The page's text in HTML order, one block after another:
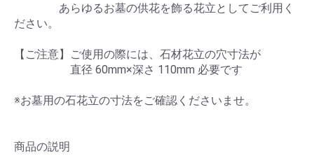
あらゆるお墓の供花を飾る花立としてご利用く
ださい。
【ご注意】ご使用の際には、石材花立の穴寸法が
直径 60mm×深さ 110mm 必要です
※お墓用の石花立の寸法をご確認くださいませ。
商品の説明